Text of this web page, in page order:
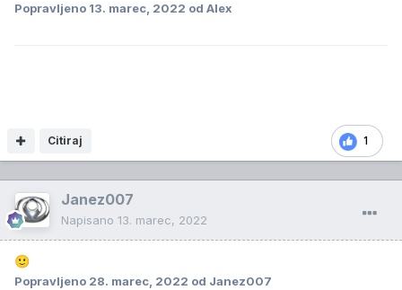
Popravljeno 13. marec, 2022 od Alex
1
Citiraj
Janez007
Napisano 13. marec, 2022
🙂
Popravljeno 28. marec, 2022 od Janez007